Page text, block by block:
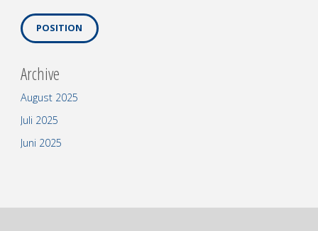
POSITION
Archive
August 2025
Juli 2025
Juni 2025